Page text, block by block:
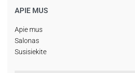
APIE MUS
Apie mus
Salonas
Susisiekite